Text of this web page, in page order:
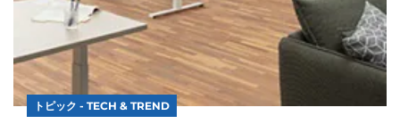
トピック - TECH & TREND